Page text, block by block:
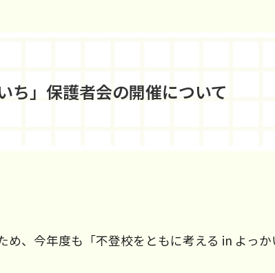
ち」保護者会の開催について
、今年度も「不登校をともに考える in よっか